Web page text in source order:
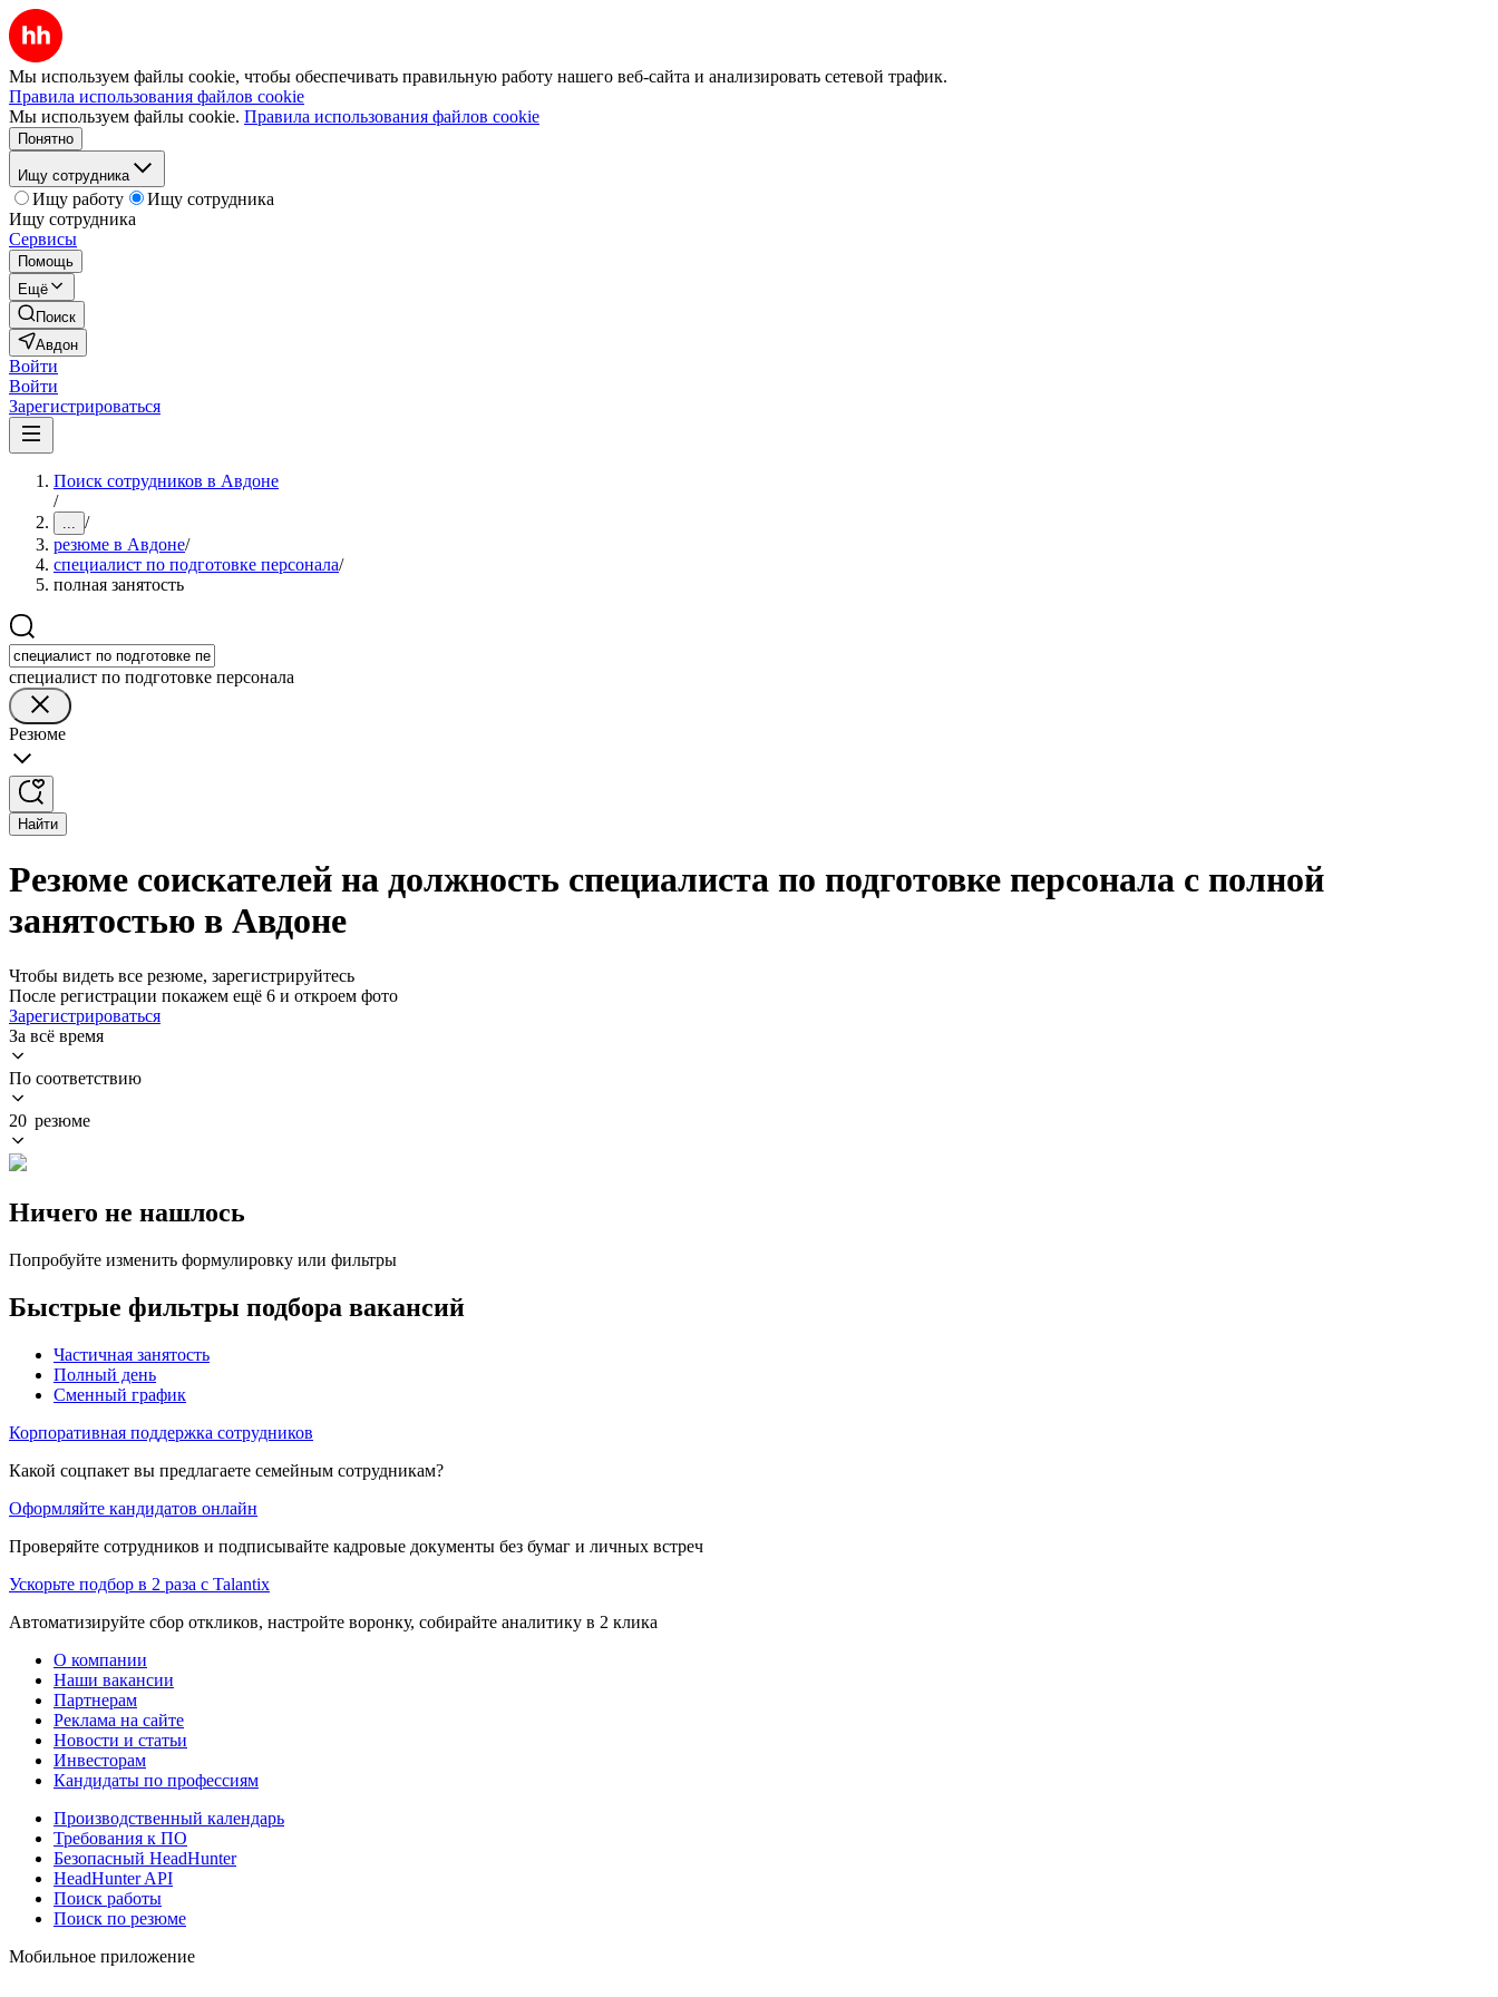
Мы используем файлы cookie, чтобы обеспечивать правильную работу нашего веб-сайта и анализировать сетевой трафик.
Правила использования файлов cookie
Мы используем файлы cookie. Правила использования файлов cookie
Понятно
Ищу сотрудника
Ищу работу
Ищу сотрудника
Ищу сотрудника
Сервисы
Помощь
Ещё
Поиск
Авдон
Войти
Войти
Зарегистрироваться
Поиск сотрудников в Авдоне
/
... /
резюме в Авдоне/
специалист по подготовке персонала/
полная занятость
специалист по подготовке персонала
Резюме
Найти
Резюме соискателей на должность специалиста по подготовке персонала с полной
занятостью в Авдоне
Чтобы видеть все резюме, зарегистрируйтесь
После регистрации покажем ещё 6 и откроем фото
Зарегистрироваться
За всё время
По соответствию
20 резюме
Ничего не нашлось
Попробуйте изменить формулировку или фильтры
Быстрые фильтры подбора вакансий
Частичная занятость
Полный день
Сменный график
Корпоративная поддержка сотрудников
Какой соцпакет вы предлагаете семейным сотрудникам?
Оформляйте кандидатов онлайн
Проверяйте сотрудников и подписывайте кадровые документы без бумаг и личных встреч
Ускорьте подбор в 2 раза с Talantix
Автоматизируйте сбор откликов, настройте воронку, собирайте аналитику в 2 клика
О компании
Наши вакансии
Партнерам
Реклама на сайте
Новости и статьи
Инвесторам
Кандидаты по профессиям
Производственный календарь
Требования к ПО
Безопасный HeadHunter
HeadHunter API
Поиск работы
Поиск по резюме
Мобильное приложение